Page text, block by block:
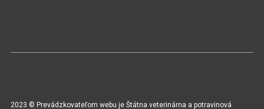
2023 © Prevádzkovateľom webu je Štátna veterinárna a potravinová